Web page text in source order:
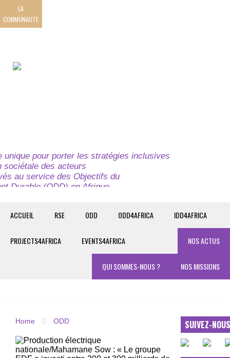
LA
COMMUNAUTE
unique pour porter les stratégies inclusives
sociétale des acteurs
au service des Objectifs du
Durable (ODD) en Afrique.
ACCUEIL RSE ODD ODD4AFRICA IDD4AFRICA
PROJECTS4AFRICA EVENTS4AFRICA NOS ACTUS
NOS MISSIONS
QUI SOMMES-NOUS ?
Home ODD SUIVEZ-